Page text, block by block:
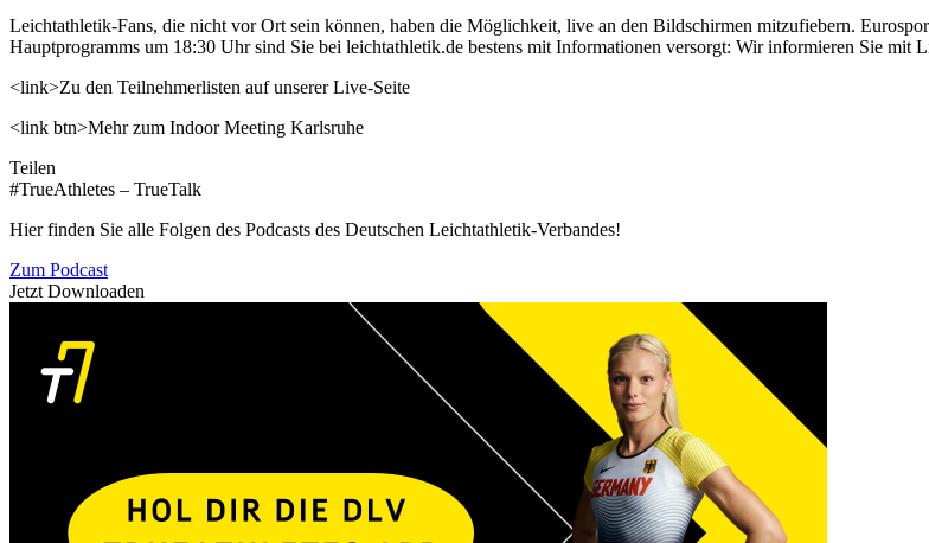
Leichtathletik-Fans, die nicht vor Ort sein können, haben die Möglichkeit, live an den Bildschirmen mitzufiebern.
Hauptprogramms um 18:30 Uhr sind Sie bei leichtathletik.de bestens mit Informationen versorgt: Wir informieren Sie
<link>Zu den Teilnehmerlisten auf unserer Live-Seite
<link btn>Mehr zum Indoor Meeting Karlsruhe
Teilen
#TrueAthletes – TrueTalk
Hier finden Sie alle Folgen des Podcasts des Deutschen Leichtathletik-Verbandes!
Zum Podcast
Jetzt Downloaden